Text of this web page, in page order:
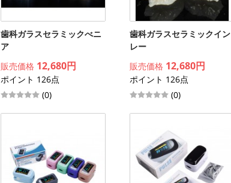
歯科ガラスセラミックべニ
ア
販売価格 12,680円
ポイント 126点
(0)
歯科ガラスセラミックイン
レー
販売価格 12,680円
ポイント 126点
(0)